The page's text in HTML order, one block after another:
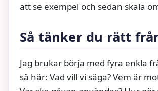
att se exempel och sedan skala
Så tänker du rätt
Jag brukar börja med fyra enkla
så här: Vad vill vi säga? Vem är